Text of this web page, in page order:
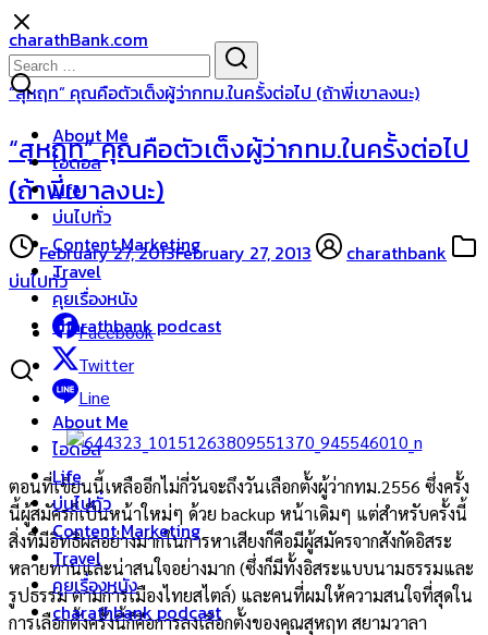
Skip
to
content
charathBank.com
About Me
ไอดอล
Life
บ่นไปทั่ว
Content Marketing
Travel
คุยเรื่องหนัง
charathbank podcast
About Me
ไอดอล
Life
บ่นไปทั่ว
Content Marketing
Travel
คุยเรื่องหนัง
charathbank podcast
Search
for:
“สุหฤท” คุณคือตัวเต็งผู้ว่ากทม.ในครั้งต่อไป (ถ้าพี่เขาลงนะ)
“สุหฤท” คุณคือตัวเต็งผู้ว่ากทม.ในครั้งต่อไป
(ถ้าพี่เขาลงนะ)
February 27, 2013February 27, 2013
charathbank
บ่นไปทั่ว
Facebook
Twitter
Line
ตอนที่เขียนนี้เหลืออีกไม่กี่วันจะถึงวันเลือกตั้งผู้ว่ากทม.2556 ซึ่งครั้ง
นี้ผู้สมัครก็เป็นหน้าใหม่ๆ ด้วย backup หน้าเดิมๆ แต่สำหรับครั้งนี้
สิ่งที่มีอิทธิผลอย่างมากในการหาเสียงก็คือมีผู้สมัครจากสังกัดอิสระ
หลายท่านและน่าสนใจอย่างมาก (ซึ่งก็มีทั้งอิสระแบบนามธรรมและ
รูปธรรม ตามการเมืองไทยสไตล์) และคนที่ผมให้ความสนใจที่สุดใน
การเลือกตั้งครั้งนี้ก็คือการลงเลือกตั้งของคุณสุหฤท สยามวาลา